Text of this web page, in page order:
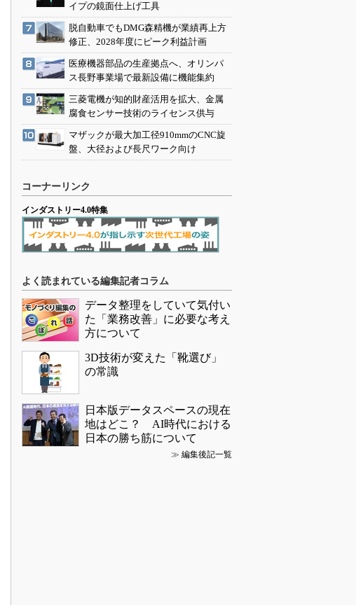
イプの鏡面仕上げ工具
脱自動車でもDMG森精機が業績再上方
修正、2028年度にピーク利益計画
医療機器部品の生産拠点へ、オリンパ
ス長野事業場で最新設備に機能集約
三菱電機が知的財産活用を拡大、金属
腐食センサー技術のライセンス供与
マザックが最大加工径910mmのCNC旋
盤、大径および長尺ワーク向け
コーナーリンク
インダストリー4.0特集
よく読まれている編集記者コラム
データ整理をしていて気付い
た「業務改善」に必要な考え
方について
3D技術が変えた「靴選び」
の常識
日本版データスペースの現在
地はどこ？ AI時代における
日本の勝ち筋について
≫ 編集後記一覧